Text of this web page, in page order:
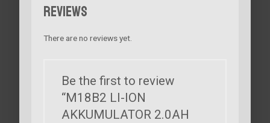
Reviews
There are no reviews yet.
Be the first to review
“M18B2 LI-ION
AKKUMULATOR 2.0AH